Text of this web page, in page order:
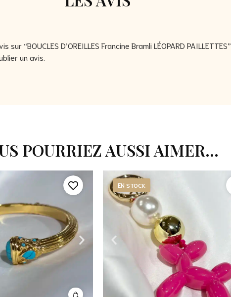
“BOUCLES D’OREILLES Francine Bramli LÉOPARD PAILLETTES”
un avis.
POURRIEZ AUSSI AIMER...
EN STOCK